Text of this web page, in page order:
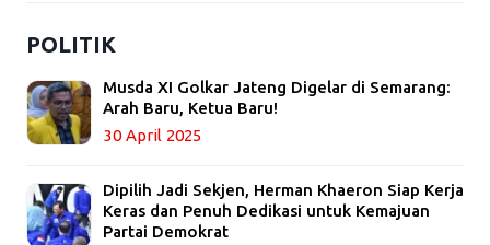
POLITIK
Musda XI Golkar Jateng Digelar di Semarang:
Arah Baru, Ketua Baru!
30 April 2025
Dipilih Jadi Sekjen, Herman Khaeron Siap Kerja
Keras dan Penuh Dedikasi untuk Kemajuan
Partai Demokrat